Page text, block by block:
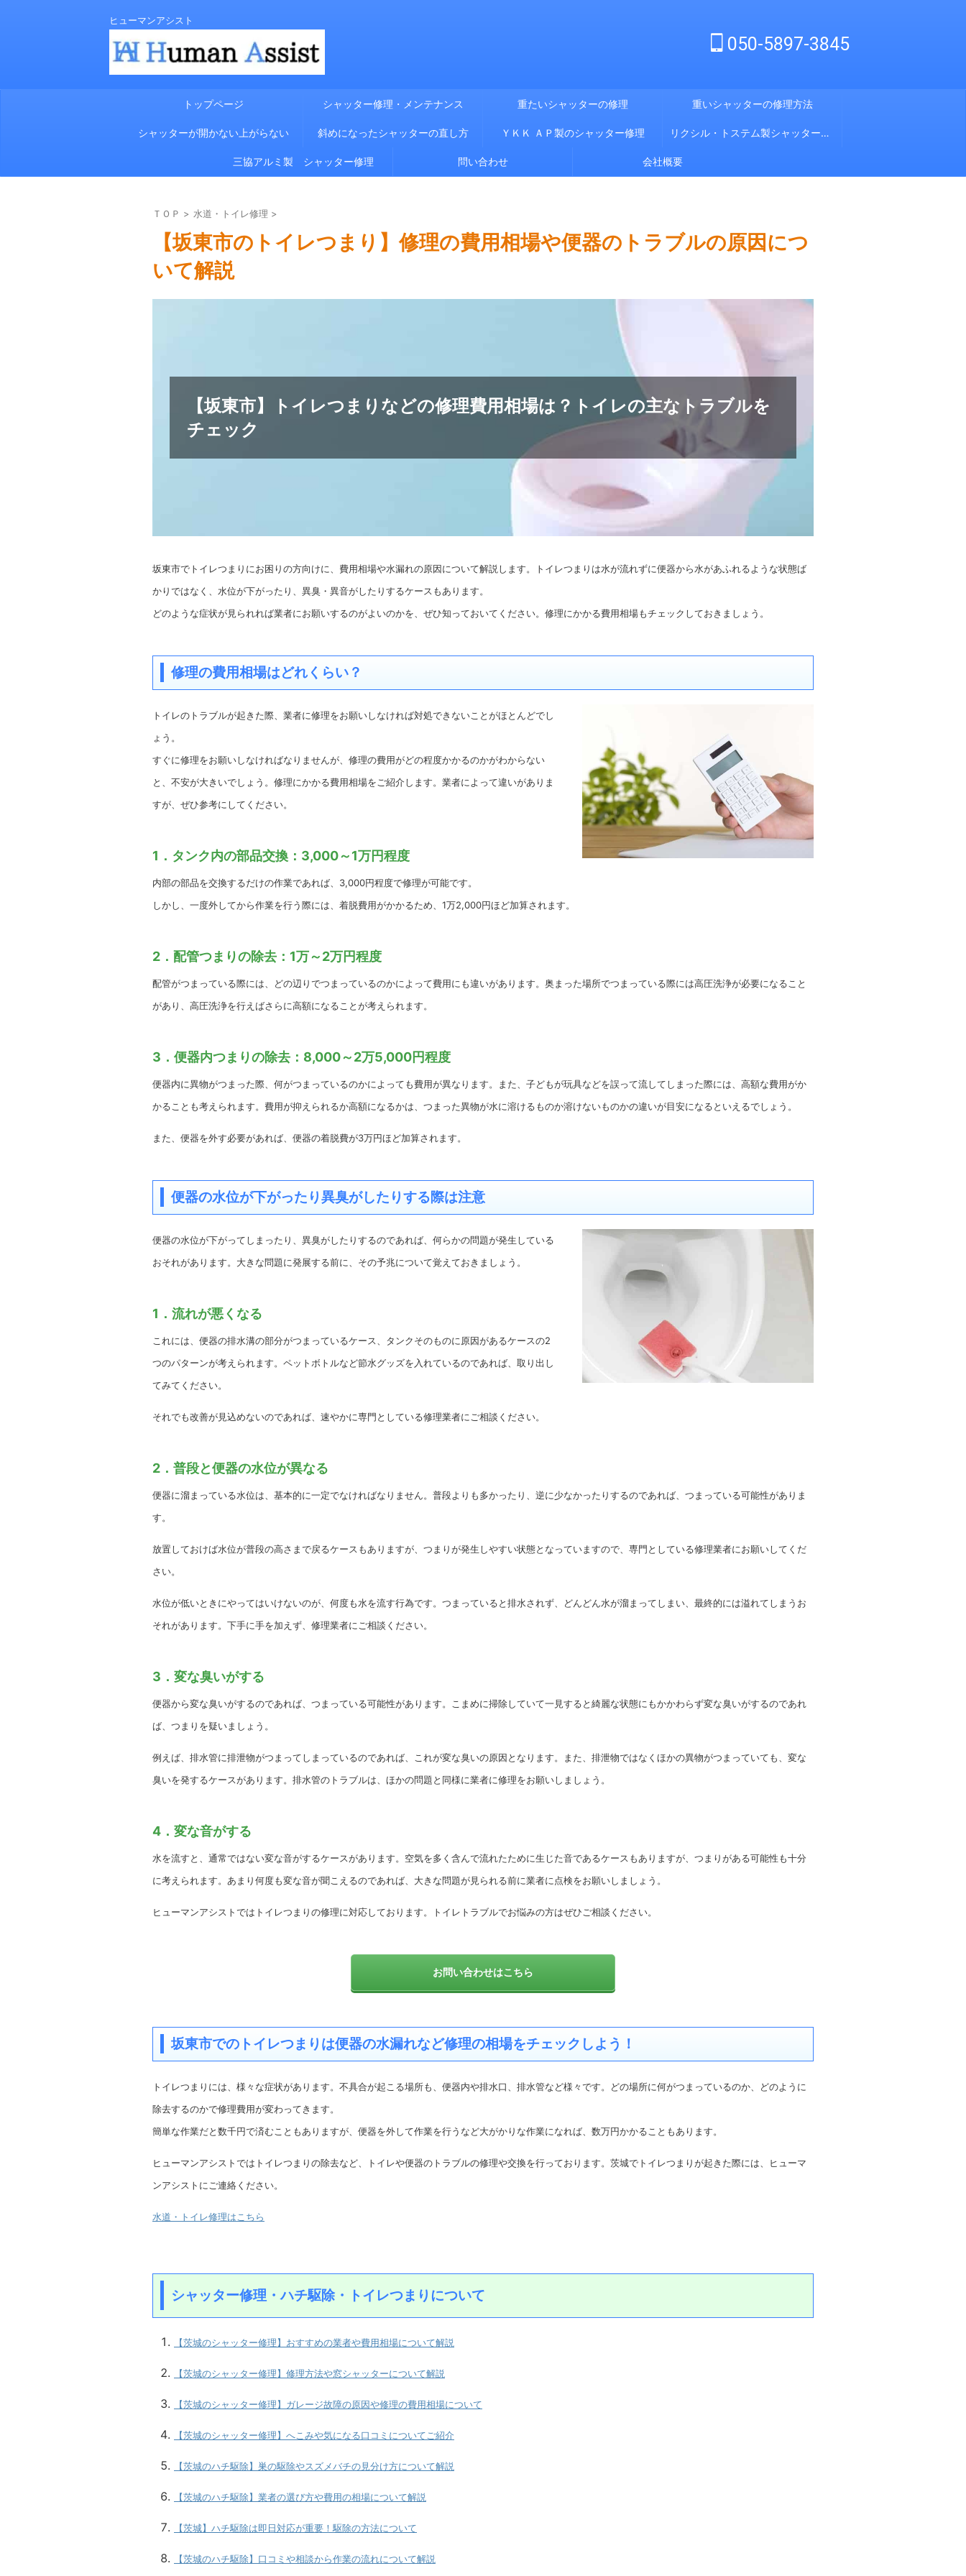
ヒューマンアシスト
050-5897-3845
トップページ シャッター修理・メンテナンス 重たいシャッターの修理 重いシャッターの修理方法
シャッターが開かない上がらない 斜めになったシャッターの直し方 ＹＫＫ ＡＰ製のシャッター修理 リクシル・トステム製シャッター修理
三協アルミ製 シャッター修理 問い合わせ 会社概要
ＴＯＰ > 水道・トイレ修理 >
【坂東市のトイレつまり】修理の費用相場や便器のトラブルの原因につ
いて解説
【坂東市】トイレつまりなどの修理費用相場は？トイレの主なトラブルを
チェック
坂東市でトイレつまりにお困りの方向けに、費用相場や水漏れの原因について解説します。トイレつまりは水が流れずに便器から水があふれるような状態ば
かりではなく、水位が下がったり、異臭・異音がしたりするケースもあります。
どのような症状が見られれば業者にお願いするのがよいのかを、ぜひ知っておいてください。修理にかかる費用相場もチェックしておきましょう。
修理の費用相場はどれくらい？
トイレのトラブルが起きた際、業者に修理をお願いしなければ対処できないことがほとんどでし
ょう。
すぐに修理をお願いしなければなりませんが、修理の費用がどの程度かかるのかがわからない
と、不安が大きいでしょう。修理にかかる費用相場をご紹介します。業者によって違いがありま
すが、ぜひ参考にしてください。
1．タンク内の部品交換：3,000～1万円程度
内部の部品を交換するだけの作業であれば、3,000円程度で修理が可能です。
しかし、一度外してから作業を行う際には、着脱費用がかかるため、1万2,000円ほど加算されます。
2．配管つまりの除去：1万～2万円程度
配管がつまっている際には、どの辺りでつまっているのかによって費用にも違いがあります。奥まった場所でつまっている際には高圧洗浄が必要になること
があり、高圧洗浄を行えばさらに高額になることが考えられます。
3．便器内つまりの除去：8,000～2万5,000円程度
便器内に異物がつまった際、何がつまっているのかによっても費用が異なります。また、子どもが玩具などを誤って流してしまった際には、高額な費用がか
かることも考えられます。費用が抑えられるか高額になるかは、つまった異物が水に溶けるものか溶けないものかの違いが目安になるといえるでしょう。
また、便器を外す必要があれば、便器の着脱費が3万円ほど加算されます。
便器の水位が下がったり異臭がしたりする際は注意
便器の水位が下がってしまったり、異臭がしたりするのであれば、何らかの問題が発生している
おそれがあります。大きな問題に発展する前に、その予兆について覚えておきましょう。
1．流れが悪くなる
これには、便器の排水溝の部分がつまっているケース、タンクそのものに原因があるケースの2
つのパターンが考えられます。ペットボトルなど節水グッズを入れているのであれば、取り出し
てみてください。
それでも改善が見込めないのであれば、速やかに専門としている修理業者にご相談ください。
2．普段と便器の水位が異なる
便器に溜まっている水位は、基本的に一定でなければなりません。普段よりも多かったり、逆に少なかったりするのであれば、つまっている可能性がありま
す。
放置しておけば水位が普段の高さまで戻るケースもありますが、つまりが発生しやすい状態となっていますので、専門としている修理業者にお願いしてくだ
さい。
水位が低いときにやってはいけないのが、何度も水を流す行為です。つまっていると排水されず、どんどん水が溜まってしまい、最終的には溢れてしまうお
それがあります。下手に手を加えず、修理業者にご相談ください。
3．変な臭いがする
便器から変な臭いがするのであれば、つまっている可能性があります。こまめに掃除していて一見すると綺麗な状態にもかかわらず変な臭いがするのであれ
ば、つまりを疑いましょう。
例えば、排水管に排泄物がつまってしまっているのであれば、これが変な臭いの原因となります。また、排泄物ではなくほかの異物がつまっていても、変な
臭いを発するケースがあります。排水管のトラブルは、ほかの問題と同様に業者に修理をお願いしましょう。
4．変な音がする
水を流すと、通常ではない変な音がするケースがあります。空気を多く含んで流れたために生じた音であるケースもありますが、つまりがある可能性も十分
に考えられます。あまり何度も変な音が聞こえるのであれば、大きな問題が見られる前に業者に点検をお願いしましょう。
ヒューマンアシストではトイレつまりの修理に対応しております。トイレトラブルでお悩みの方はぜひご相談ください。
お問い合わせはこちら
坂東市でのトイレつまりは便器の水漏れなど修理の相場をチェックしよう！
トイレつまりには、様々な症状があります。不具合が起こる場所も、便器内や排水口、排水管など様々です。どの場所に何がつまっているのか、どのように
除去するのかで修理費用が変わってきます。
簡単な作業だと数千円で済むこともありますが、便器を外して作業を行うなど大がかりな作業になれば、数万円かかることもあります。
ヒューマンアシストではトイレつまりの除去など、トイレや便器のトラブルの修理や交換を行っております。茨城でトイレつまりが起きた際には、ヒューマ
ンアシストにご連絡ください。
水道・トイレ修理はこちら
シャッター修理・ハチ駆除・トイレつまりについて
【茨城のシャッター修理】おすすめの業者や費用相場について解説
【茨城のシャッター修理】修理方法や窓シャッターについて解説
【茨城のシャッター修理】ガレージ故障の原因や修理の費用相場について
【茨城のシャッター修理】へこみや気になる口コミについてご紹介
【茨城のハチ駆除】巣の駆除やスズメバチの見分け方について解説
【茨城のハチ駆除】業者の選び方や費用の相場について解説
【茨城】ハチ駆除は即日対応が重要！駆除の方法について
【茨城のハチ駆除】口コミや相談から作業の流れについて解説